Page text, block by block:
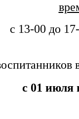
с 13-00 до
с 01 июля